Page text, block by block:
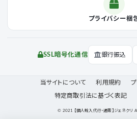
プライバシー梱
SSL暗号化通信 銀行振込
当サイトについて 利用規約
特定商取引法に基づく表記
© 2021 【個人輸入代行・通販】ジェネクリ